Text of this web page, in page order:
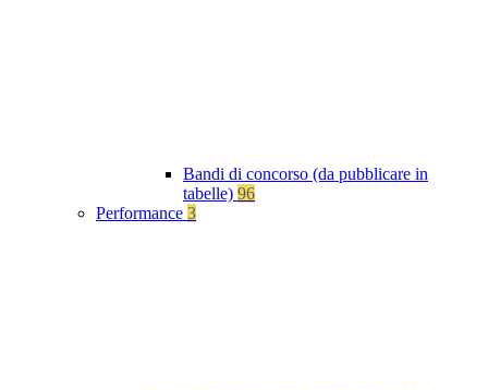
Bandi di concorso (da pubblicare in
tabelle) 96
Performance 3